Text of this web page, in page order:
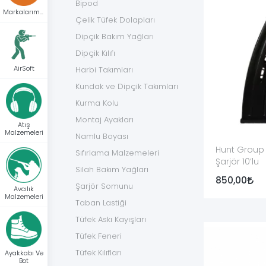
AirSoft
Atış
Malzemeleri
Avcılık
Malzemeleri
Ayakkabı Ve
Bot
Şarjör Türü
12 kalibre tüfek şarjörü Şarjörlü
20 kalibre tüfek şarjörü Daha
36 kalibre / .410 şarjör FD47,
Ata
Metal şarjör
Polimer şarjör Hafif
Orijinal şarjör
Yan sanayi şarjör
Yivsiz ve Yivli Tüfek Şarjörleri
Bipod
Çelik Tüfek Dolapları
Dipçik Bakım Yağları
Dipçik Kılıfı
Harbi Takımları
Kundak ve Dipçik Takımları
Kurma Kolu
Montaj Ayakları
Namlu Boyası
Sıfırlama Malzemeleri
Silah Bakım Yağları
Şarjör Somunu
Taban Lastiği
Tüfek Askı Kayışları
Tüfek Feneri
Tüfek Kılıfları
Hunt Group
Şarjör 10’lu
850,00